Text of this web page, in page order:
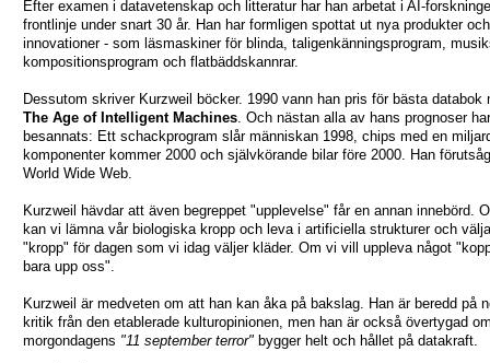
Efter examen i datavetenskap och litteratur har han arbetat i AI-
frontlinje under snart 30 år. Han har formligen spottat ut nya produkter och
innovationer - som läsmaskiner för blinda, taligenkänningsprogram,
kompositionsprogram och flatbäddskannrar.
Dessutom skriver Kurzweil böcker. 1990 vann han pris för bästa databok
The Age of Intelligent Machines. Och nästan alla av hans prognoser har
besannats: Ett schackprogram slår människan 1998, chips med en
komponenter kommer 2000 och självkörande bilar före 2000. Han
World Wide Web.
Kurzweil hävdar att även begreppet "upplevelse" får en annan innebörd.
kan vi lämna vår biologiska kropp och leva i artificiella strukturer och
"kropp" för dagen som vi idag väljer kläder. Om vi vill uppleva något
bara upp oss".
Kurzweil är medveten om att han kan åka på bakslag. Han är beredd på
kritik från den etablerade kulturopinionen, men han är också övertygad
morgondagens "11 september terror" bygger helt och hållet på datakraft.